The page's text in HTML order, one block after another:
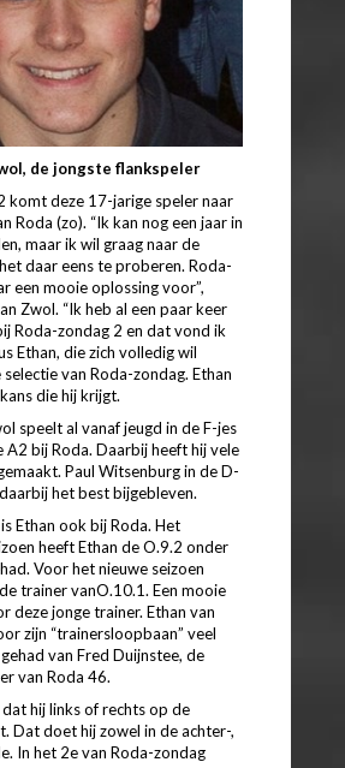
de jongste flankspeler
komt deze 17-jarige speler naar
Roda (zo). “Ik kan nog een jaar in
maar ik wil graag naar de
daar eens te proberen. Roda-
een mooie oplossing voor”,
Zwol. “Ik heb al een paar keer
Roda-zondag 2 en dat vond ik
Ethan, die zich volledig wil
van Roda-zondag. Ethan
die hij krijgt.
speelt al vanaf jeugd in de F-jes
A2 bij Roda. Daarbij heeft hij vele
Paul Witsenburg in de D-
het best bijgebleven.
Ethan ook bij Roda. Het
heeft Ethan de O.9.2 onder
Voor het nieuwe seizoen
trainer vanO.10.1. Een mooie
deze jonge trainer. Ethan van
zijn “trainersloopbaan” veel
van Fred Duijnstee, de
van Roda 46.
hij links of rechts op de
Dat doet hij zowel in de achter-,
In het 2e van Roda-zondag